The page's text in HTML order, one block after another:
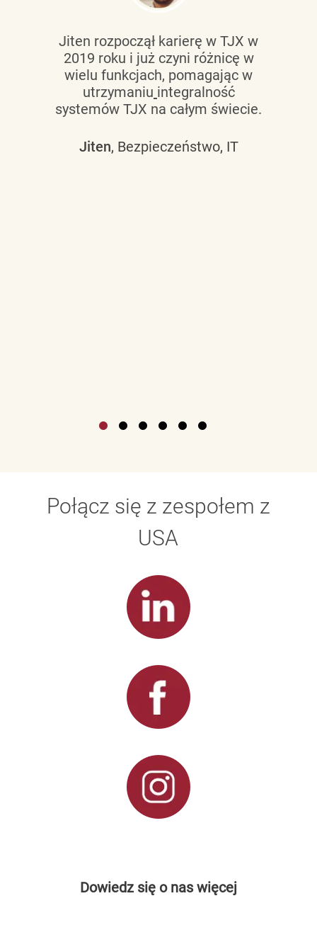
Jiten rozpoczął karierę w TJX w
2019 roku i już czyni różnicę w
wielu funkcjach, pomagając w
utrzymaniu integralność
systemów TJX na całym świecie.
Jiten, Bezpieczeństwo, IT
Połącz się z zespołem z
USA
Dowiedz się o nas więcej